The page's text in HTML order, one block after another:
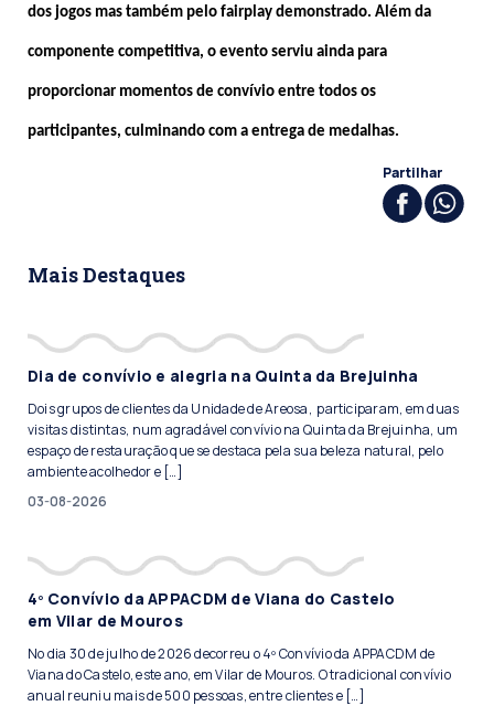
dos jogos mas também pelo fairplay demonstrado. Além da
componente competitiva, o evento serviu ainda para
proporcionar momentos de convívio entre todos os
participantes, culminando com a entrega de medalhas.
Partilhar
Mais Destaques
Dia de convívio e alegria na Quinta da Brejuinha
Dois grupos de clientes da Unidade de Areosa, participaram, em duas
visitas distintas, num agradável convívio na Quinta da Brejuinha, um
espaço de restauração que se destaca pela sua beleza natural, pelo
ambiente acolhedor e […]
03-08-2026
4º Convívio da APPACDM de Viana do Castelo
em Vilar de Mouros
No dia 30 de julho de 2026 decorreu o 4º Convívio da APPACDM de
Viana do Castelo, este ano, em Vilar de Mouros. O tradicional convívio
anual reuniu mais de 500 pessoas, entre clientes e […]